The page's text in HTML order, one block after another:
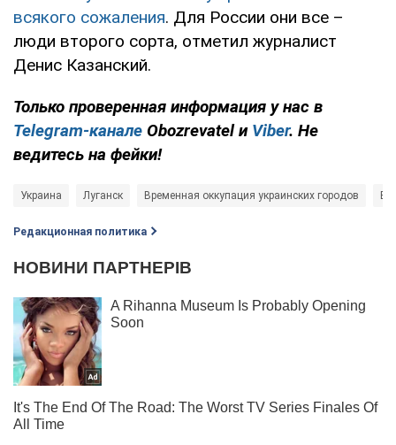
всякого сожаления. Для России они все –
люди второго сорта, отметил журналист
Денис Казанский.
Только проверенная информация у нас в
Telegram-канале Obozrevatel и Viber. Не
ведитесь на фейки!
Украина Луганск Временная оккупация украинских городов
Редакционная политика